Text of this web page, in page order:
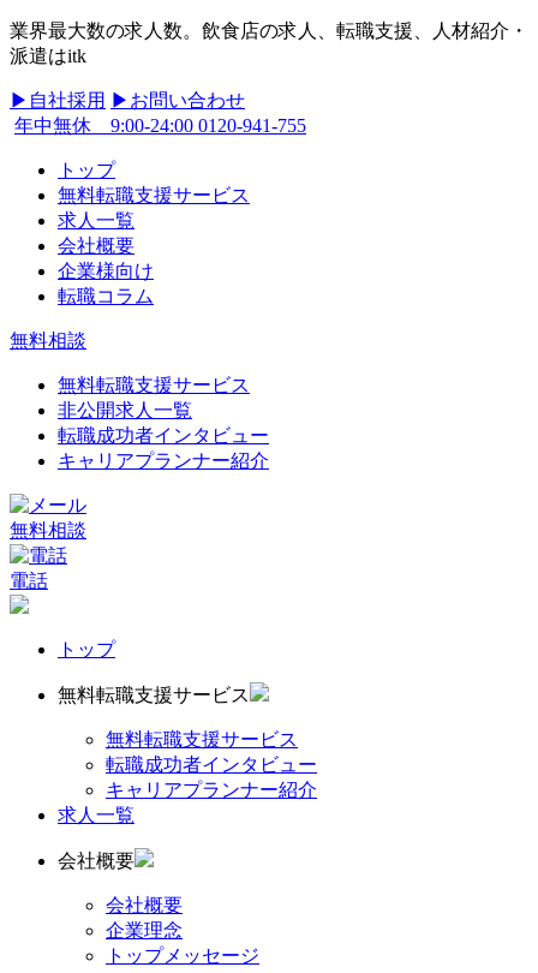
業界最大数の求人数。飲食店の求人、転職支援、人材紹介・
派遣はitk
▶︎自社採用 ▶︎お問い合わせ
年中無休 9:00-24:00 0120-941-755
トップ
無料転職支援サービス
求人一覧
会社概要
企業様向け
転職コラム
無料相談
無料転職支援サービス
非公開求人一覧
転職成功者インタビュー
キャリアプランナー紹介
無料相談
電話
トップ
無料転職支援サービス
無料転職支援サービス
転職成功者インタビュー
キャリアプランナー紹介
求人一覧
会社概要
会社概要
企業理念
トップメッセージ